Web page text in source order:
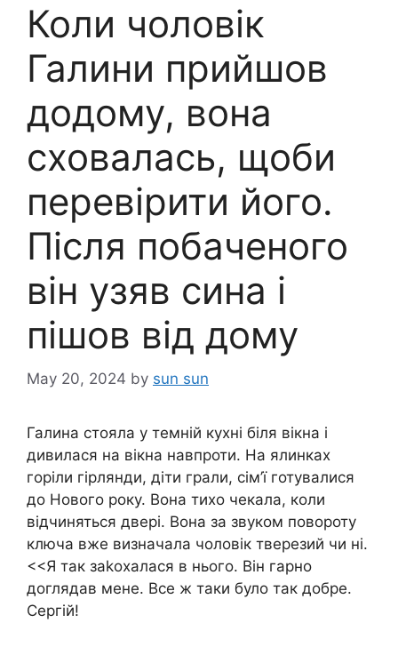
Коли чоловік
Галини прийшов
додому, вона
сховалась, щоби
перевірити його.
Після побаченого
він узяв сина і
пішов від дому
May 20, 2024 by sun sun
Галина стояла у темній кухні біля вікна і
дивилася на вікна навпроти. На ялинках
горіли гірлянди, діти грали, сім’ї готувалися
до Нового року. Вона тихо чекала, коли
відчиняться двері. Вона за звуком повороту
ключа вже визначала чоловік тверезий чи ні.
<<Я так заkохалася в нього. Він гарно
доглядав мене. Все ж таки було так добре.
Сергій!